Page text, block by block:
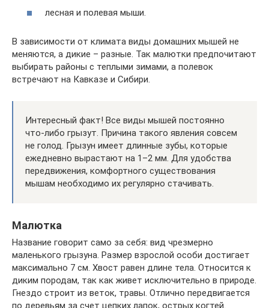
лесная и полевая мыши.
В зависимости от климата виды домашних мышей не
меняются, а дикие – разные. Так малютки предпочитают
выбирать районы с теплыми зимами, а полевок
встречают на Кавказе и Сибири.
Интересный факт! Все виды мышей постоянно
что-либо грызут. Причина такого явления совсем
не голод. Грызун имеет длинные зубы, которые
ежедневно вырастают на 1–2 мм. Для удобства
передвижения, комфортного существования
мышам необходимо их регулярно стачивать.
Малютка
Название говорит само за себя: вид чрезмерно
маленького грызуна. Размер взрослой особи достигает
максимально 7 см. Хвост равен длине тела. Относится к
диким породам, так как живет исключительно в природе.
Гнездо строит из веток, травы. Отлично передвигается
по деревьям за счет цепких лапок, острых когтей.